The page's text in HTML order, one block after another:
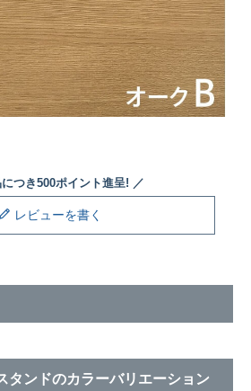
レビューを書く
タンドのカラーバリエーション